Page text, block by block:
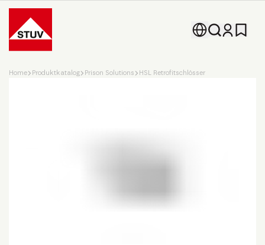
Go To the Homepage
Home Produktkatalog Prison Solutions HSL Retrofitschlösser